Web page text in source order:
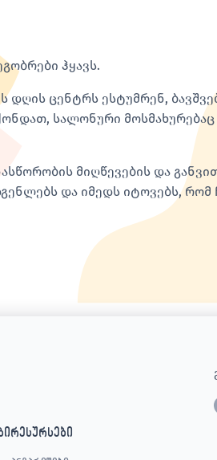
ჰყავს.
დღის ცენტრს ესტუმრენ,
სალონური
მიღწევების და
და იმედს იტოვებს, რომ
რესურსები